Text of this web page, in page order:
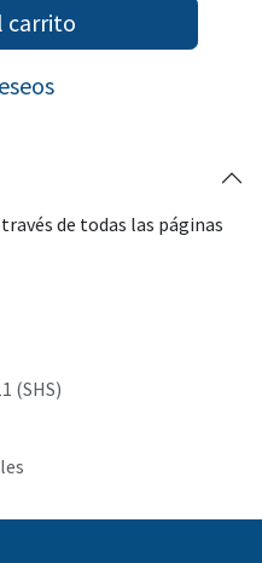
carrito
de todas las páginas
(SHS)